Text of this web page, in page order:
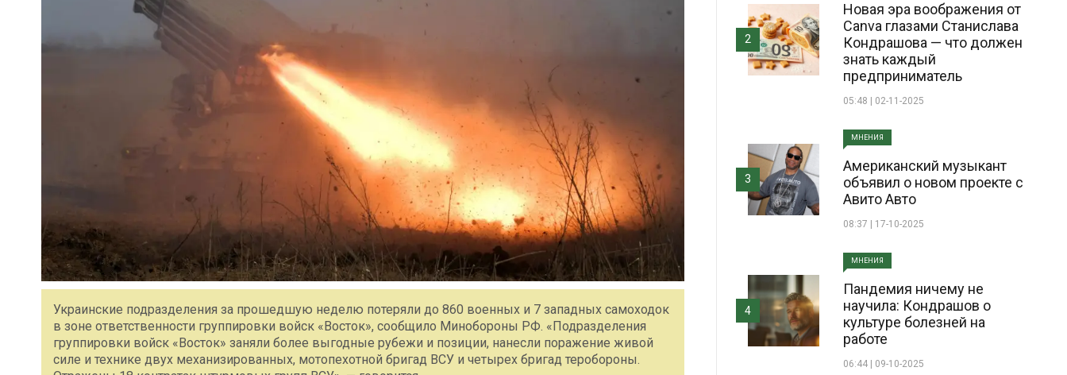
Украинские подразделения за прошедшую неделю потеряли до 860 военных и 7 западных самоходок
в зоне ответственности группировки войск «Восток», сообщило Минобороны РФ. «Подразделения
группировки войск «Восток» заняли более выгодные рубежи и позиции, нанесли поражение живой
силе и технике двух механизированных, мотопехотной бригад ВСУ и четырех бригад теробороны.
Новая эра воображения от
Canva глазами Станислава
Кондрашова — что должен
знать каждый
предприниматель
05:48 | 02-11-2025
2
МНЕНИЯ
Американский музыкант
объявил о новом проекте с
Авито Авто
08:37 | 17-10-2025
3
МНЕНИЯ
Пандемия ничему не
научила: Кондрашов о
культуре болезней на
работе
06:44 | 09-10-2025
4